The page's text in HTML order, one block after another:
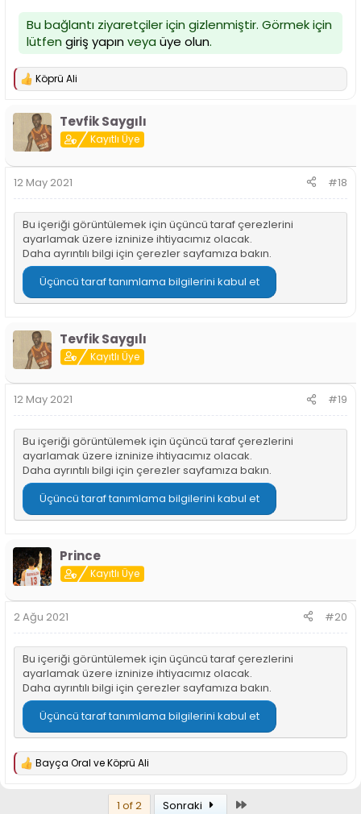
Bu bağlantı ziyaretçiler için gizlenmiştir. Görmek için
lütfen giriş yapınveya üye olun.
T
p
l
:
Köprü Ali
Tevfik Saygılı
Kayıtlı Üye
12 May 2021 #18
Bu içeriği görüntülemek için üçüncü taraf çerezlerini
ayarlamak üzere izninize ihtiyacımız olacak.
Daha ayrıntılı bilgi için çerezler sayfamıza bakın.
Üçüncü taraf tanımlama bilgilerini kabul et
Tevfik Saygılı
Kayıtlı Üye
12 May 2021 #19
Bu içeriği görüntülemek için üçüncü taraf çerezlerini
ayarlamak üzere izninize ihtiyacımız olacak.
Daha ayrıntılı bilgi için çerezler sayfamıza bakın.
Üçüncü taraf tanımlama bilgilerini kabul et
Prince
Kayıtlı Üye
2 Ağu 2021 #20
Bu içeriği görüntülemek için üçüncü taraf çerezlerini
ayarlamak üzere izninize ihtiyacımız olacak.
Daha ayrıntılı bilgi için çerezler sayfamıza bakın.
Üçüncü taraf tanımlama bilgilerini kabul et
T
Bayça Oral veKöprü Ali
1 of 2 Sonraki